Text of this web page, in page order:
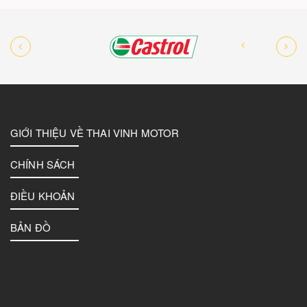
GIỚI THIỆU VỀ THAI VINH MOTOR
CHÍNH SÁCH
ĐIỀU KHOẢN
BẢN ĐỒ